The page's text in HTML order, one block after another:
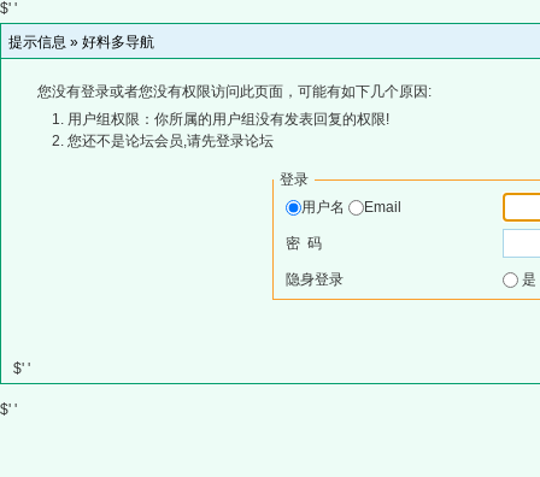
$' '
提示信息 » 好料多导航
您没有登录或者您没有权限访问此页面，可能有如下几个原因:
用户组权限：你所属的用户组没有发表回复的权限!
您还不是论坛会员,请先登录论坛
登录
用户名
Email
密 码
隐身登录
$' '
$' '